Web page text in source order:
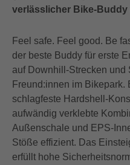
verlässlicher Bike-Buddy
Feel safe. Feel good. Be
der beste Buddy für erste
auf Downhill-Strecken und
Freund:innen im Bikepark.
schlagfeste Hardshell-
aufwändig verklebte
Außenschale und EPS-
Stöße effizient. Das
erfüllt hohe